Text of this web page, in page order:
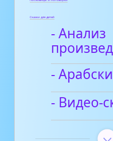
Сказки для детей
- Анализ
-
- Видео-